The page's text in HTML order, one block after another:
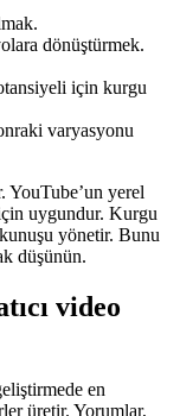
dönüştürmek.
için kurgu
varyasyonu
YouTube’un yerel
uygundur. Kurgu
yönetir. Bunu
düşünün.
video
en
üretir. Yorumlar,